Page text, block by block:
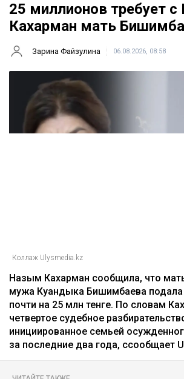
25 миллионов требует
Кахарман мать
Зарина Файзулина 06.08.2026, 08:58
Коллаж Ulysmedia.kz
Назым Кахарман сообщила, что
мужа Куандыка Бишимбаева подала
почти на 25 млн тенге. По словам
четвертое судебное
инициированное семьей
за последние два года, ссообщает